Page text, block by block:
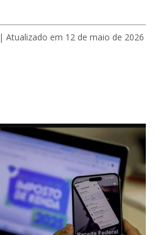
| Atualizado em 12 de maio de 2026